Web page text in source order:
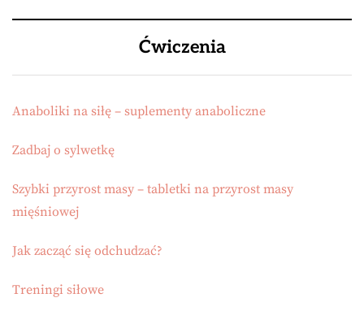
Ćwiczenia
Anaboliki na siłę – suplementy anaboliczne
Zadbaj o sylwetkę
Szybki przyrost masy – tabletki na przyrost masy
mięśniowej
Jak zacząć się odchudzać?
Treningi siłowe